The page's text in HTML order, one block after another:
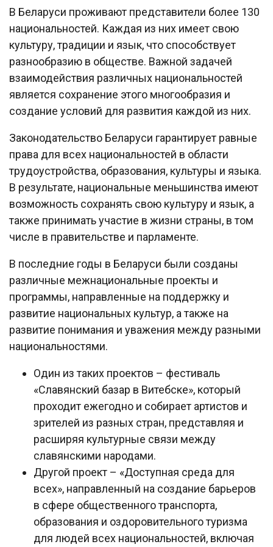
В Беларуси проживают представители более 130
национальностей. Каждая из них имеет свою
культуру, традиции и язык, что способствует
разнообразию в обществе. Важной задачей
взаимодействия различных национальностей
является сохранение этого многообразия и
создание условий для развития каждой из них.
Законодательство Беларуси гарантирует равные
права для всех национальностей в области
трудоустройства, образования, культуры и языка.
В результате, национальные меньшинства имеют
возможность сохранять свою культуру и язык, а
также принимать участие в жизни страны, в том
числе в правительстве и парламенте.
В последние годы в Беларуси были созданы
различные межнациональные проекты и
программы, направленные на поддержку и
развитие национальных культур, а также на
развитие понимания и уважения между разными
национальностями.
Один из таких проектов – фестиваль
«Славянский базар в Витебске», который
проходит ежегодно и собирает артистов и
зрителей из разных стран, представляя и
расширяя культурные связи между
славянскими народами.
Другой проект – «Доступная среда для
всех», направленный на создание барьеров
в сфере общественного транспорта,
образования и оздоровительного туризма
для людей всех национальностей, включая